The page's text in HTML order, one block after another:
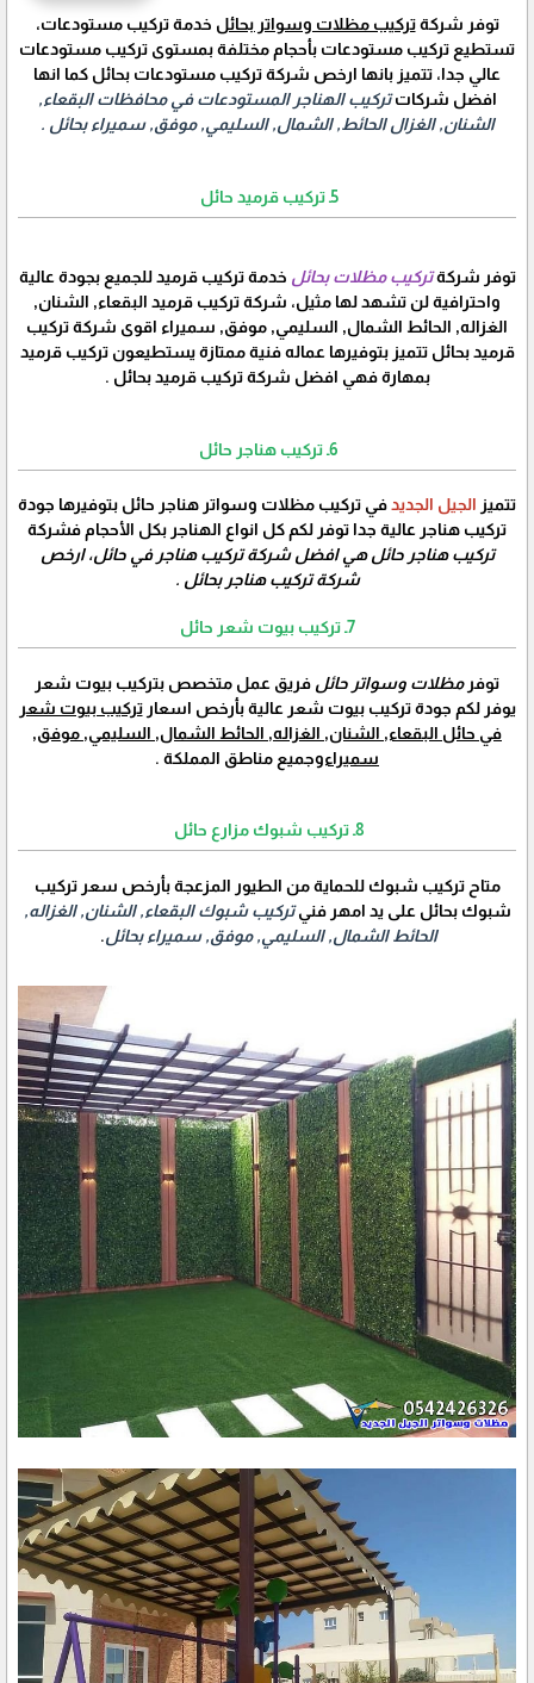
توفر شركةتركيب مظلات وسواتر بحائل خدمة تركيب مستودعات،
تستطيع تركيب مستودعات بأحجام مختلفة بمستوى تركيب مستودعات
عالي جدا، تتميز بانها ارخص شركة تركيب مستودعات بحائل كما انها
افضل شركاتتركيب الهناجر المستودعات في محافظات البقعاء,
الشنان, الغزال الحائط, الشمال, السليمي, موفق, سميراء بحائل .
5ـ تركيب قرميد حائل
توفر شركةتركيب مظلات بحائل خدمة تركيب قرميد للجميع بجودة عالية
واحترافية لن تشهد لها مثيل، شركة تركيب قرميد البقعاء, الشنان,
الغزاله, الحائط الشمال, السليمي, موفق, سميراء اقوى شركة تركيب
قرميد بحائل تتميز بتوفيرها عماله فنية ممتازة يستطيعون تركيب قرميد
بمهارة فهي افضل شركة تركيب قرميد بحائل .
6ـ تركيب هناجر حائل
تتميز الجيل الجديدفي تركيب مظلات وسواتر هناجر حائل بتوفيرها جودة
تركيب هناجر عالية جدا توفر لكم كل انواع الهناجر بكل الأحجام فشركة
تركيب هناجر حائل هي افضل شركة تركيب هناجر في حائل، ارخص
شركة تركيب هناجر بحائل .
7ـ تركيب بيوت شعر حائل
توفرمظلات وسواتر حائل فريق عمل متخصص بتركيب بيوت شعر
يوفر لكم جودة تركيب بيوت شعر عالية بأرخص اسعارتركيب بيوت شعر
في حائل البقعاء, الشنان, الغزاله, الحائط الشمال, السليمي, موفق,
سميراءوجميع مناطق المملكة .
8ـ تركيب شبوك مزارع حائل
متاح تركيب شبوك للحماية من الطيور المزعجة بأرخص سعر تركيب
شبوك بحائل على يد امهر فني تركيب شبوك البقعاء, الشنان, الغزاله,
الحائط الشمال, السليمي, موفق, سميراء بحائل.